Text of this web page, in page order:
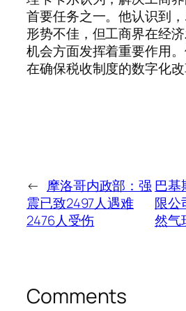
首要任务之一。他认识到
形势不佳，但工商界在经
机会方面发挥着重要作用
在确保税收制度的数字化改
← 摩洛哥内政部：强
震已致2497人遇难
2476人受伤
巴基
限公
然气
Comments